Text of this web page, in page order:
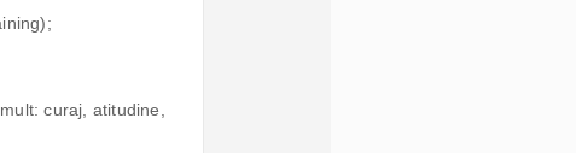
curaj, atitudine,